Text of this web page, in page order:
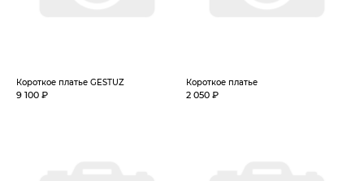
Короткое платье GESTUZ
9 100 ₽
Короткое платье
2 050 ₽